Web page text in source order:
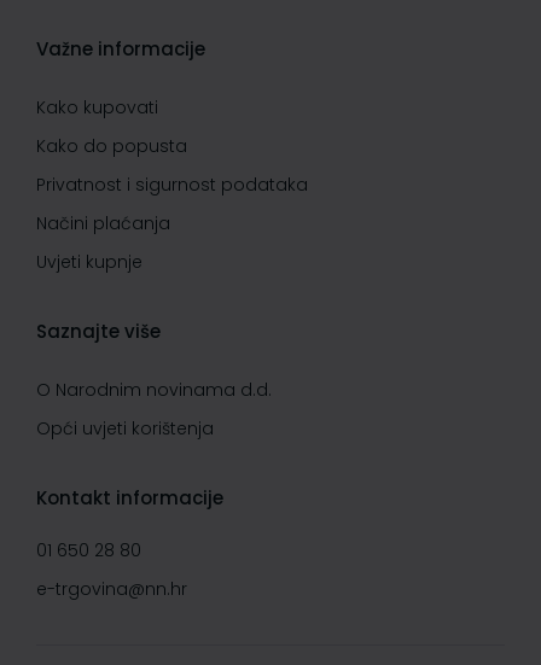
Važne informacije
Kako kupovati
Kako do popusta
Privatnost i sigurnost podataka
Načini plaćanja
Uvjeti kupnje
Saznajte više
O Narodnim novinama d.d.
Opći uvjeti korištenja
Kontakt informacije
01 650 28 80
e-trgovina@nn.hr